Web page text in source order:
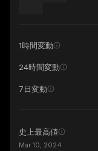
1時間変動
24時間変動
7日変動
史上最高値
Mar 10, 2024